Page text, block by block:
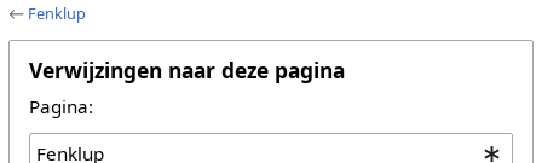
← Fenklup
Verwijzingen naar deze pagina
Pagina: